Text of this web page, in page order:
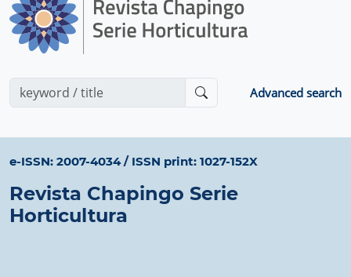
Advanced search
e-ISSN: 2007-4034/ ISSN print: 1027-152X
Revista Chapingo Serie
Horticultura